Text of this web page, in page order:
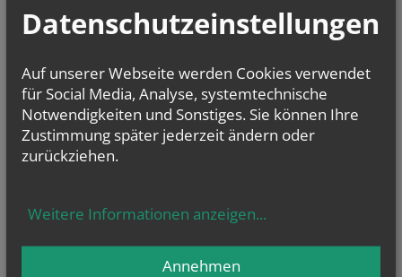
NAMENSTAGE
Wenn ihr Glauben habt, wird euch nichts unmöglich sein
Datenschutzeinstellungen
Auf unserer Webseite werden Cookies verwendet
für Social Media, Analyse, systemtechnische
Notwendigkeiten und Sonstiges. Sie können Ihre
Zustimmung später jederzeit ändern oder
zurückziehen.
Weitere Informationen anzeigen...
Annehmen